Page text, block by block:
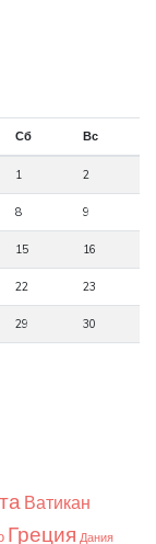
Сб Вс
1 2
8 9
15 16
22 23
29 30
Ватикан
Греция Дания